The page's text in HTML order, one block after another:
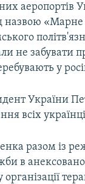
аеропортів
назвою
не забувати
у
України
всіх
разом із
в